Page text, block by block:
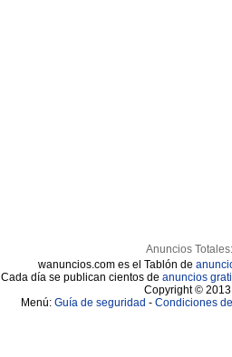
Anuncios Totales:
wanuncios.com es el Tablón de
Cada día se publican cientos de anuncios
Copyright ©
Menú: Guía de seguridad - Condiciones